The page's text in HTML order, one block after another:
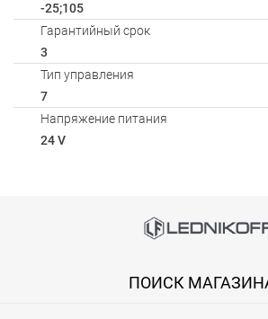
-25;105
Гарантийный срок
3
Тип управления
7
Напряжение питания
24 V
Вы можете оплатить покупку на
АКСЕССУАРЫ
ПОИСК